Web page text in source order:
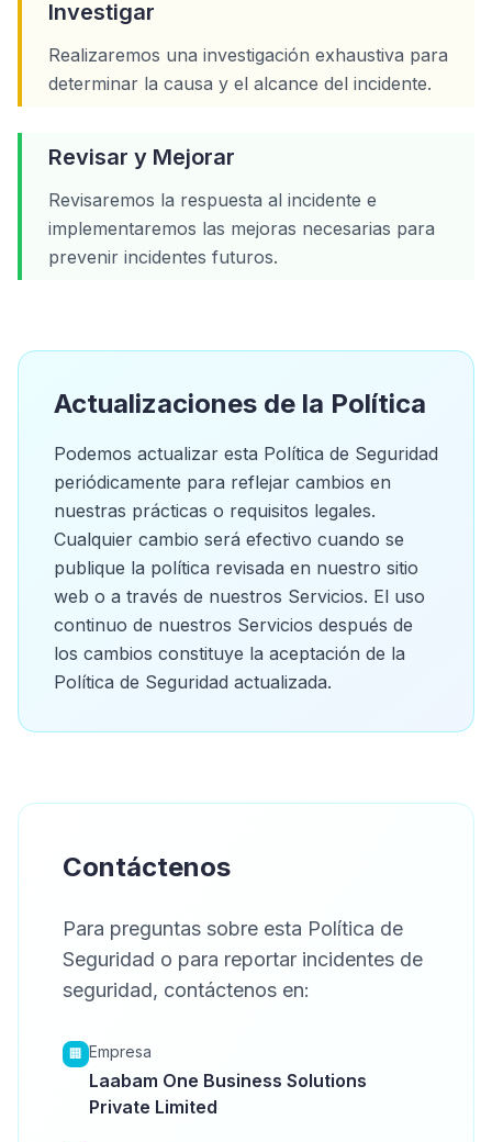
Investigar
Realizaremos una investigación exhaustiva para
determinar la causa y el alcance del incidente.
Revisar y Mejorar
Revisaremos la respuesta al incidente e
implementaremos las mejoras necesarias para
prevenir incidentes futuros.
Actualizaciones de la Política
Podemos actualizar esta Política de Seguridad
periódicamente para reflejar cambios en
nuestras prácticas o requisitos legales.
Cualquier cambio será efectivo cuando se
publique la política revisada en nuestro sitio
web o a través de nuestros Servicios. El uso
continuo de nuestros Servicios después de
los cambios constituye la aceptación de la
Política de Seguridad actualizada.
Contáctenos
Para preguntas sobre esta Política de
Seguridad o para reportar incidentes de
seguridad, contáctenos en:
🏢 Empresa
Laabam One Business Solutions
Private Limited